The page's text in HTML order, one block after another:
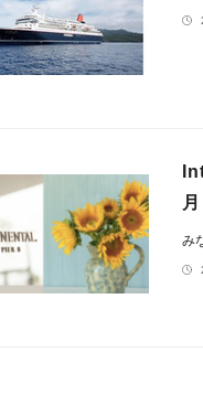
み